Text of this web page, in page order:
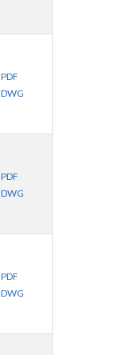
PDF
DWG
PDF
DWG
PDF
DWG